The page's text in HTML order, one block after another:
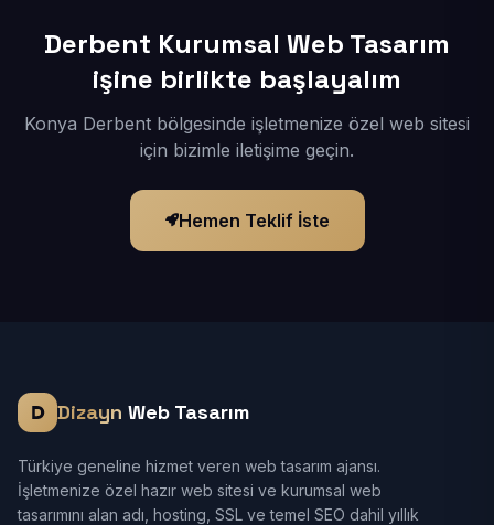
Derbent Kurumsal Web Tasarım
işine birlikte başlayalım
Konya Derbent bölgesinde işletmenize özel web sitesi
için bizimle iletişime geçin.
Hemen Teklif İste
Dizayn Web Tasarım
Türkiye geneline hizmet veren web tasarım ajansı.
İşletmenize özel hazır web sitesi ve kurumsal web
tasarımını alan adı, hosting, SSL ve temel SEO dahil yıllık